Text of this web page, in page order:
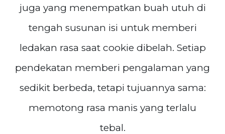
juga yang menempatkan buah utuh di
tengah susunan isi untuk memberi
ledakan rasa saat cookie dibelah. Setiap
pendekatan memberi pengalaman yang
sedikit berbeda, tetapi tujuannya sama:
memotong rasa manis yang terlalu
tebal.